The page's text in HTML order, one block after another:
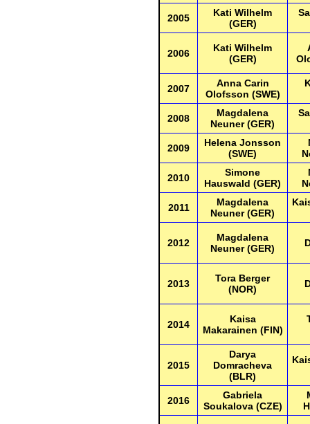
2005
Kati Wilhelm
(GER)
2006
Kati Wilhelm
(GER)
2007
Anna Carin
Olofsson (SWE)
2008
Magdalena
Neuner (GER)
2009
Helena Jonsson
(SWE)
2010
Simone
Hauswald (GER)
2011
Magdalena
Neuner (GER)
2012
Magdalena
Neuner (GER)
2013
Tora Berger
(NOR)
2014
Kaisa
Makarainen (FIN)
2015
Darya
Domracheva
(BLR)
2016
Gabriela
Soukalova (CZE)